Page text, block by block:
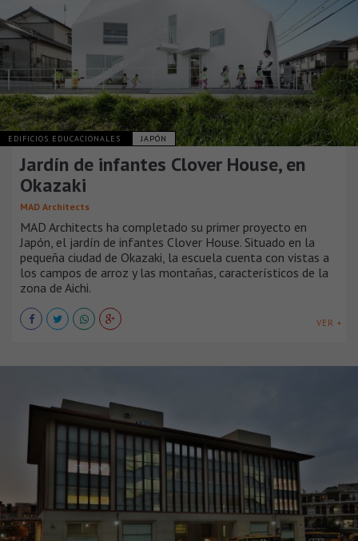
EDIFICIOS EDUCACIONALES JAPÓN
Jardín de infantes Clover House, en
Okazaki
MAD Architects
MAD Architects ha completado su primer proyecto en
Japón, el jardín de infantes Clover House. Situado en la
pequeña ciudad de Okazaki, la escuela cuenta con vistas a
los campos de arroz y las montañas, característicos de la
zona de Aichi.
VER +